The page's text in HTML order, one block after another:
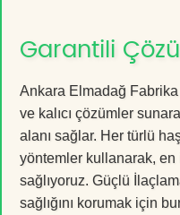
Garantili
Ankara Elmadağ
ve kalıcı çözümler
alanı sağlar. Her türlü
yöntemler kullanarak, en
sağlıyoruz. Güçlü
sağlığını korumak için